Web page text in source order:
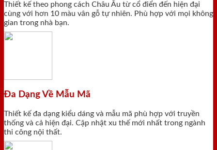
Thiết kế theo phong cách Châu Âu từ cổ điển đến hiện đại
cùng với hơn 10 màu vân gỗ tự nhiên. Phù hợp với mọi không
gian trong nhà bạn.
Đa Dạng Về Mẫu Mã
Thiết kế đa dạng kiểu dáng và mẫu mã phù hợp với truyền
thống và cả hiện đại. Cập nhật xu thế mới nhất trong ngành
thi công nội thất.